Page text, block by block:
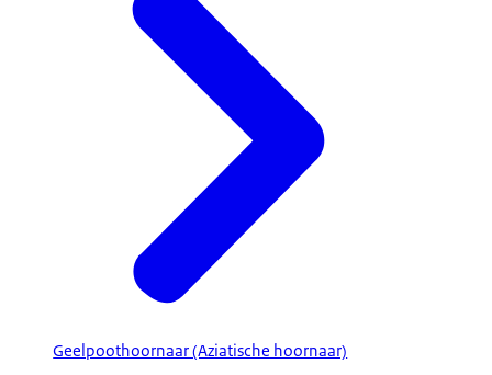
Geelpoothoornaar (Aziatische hoornaar)